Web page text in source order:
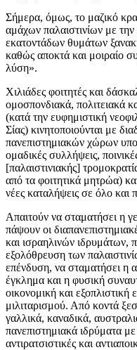
Σήμερα, όμως, το μαζικό
αμάχων παλαιστινίων με
εκατοντάδων θυμάτων
καθώς αποκτά και μοιραίο
λύση».
Χιλιάδες φοιτητές και
ομοσπονδιακά, πολιτειακά
(κατά την ευφημιστική
Σίας) κινητοποιούνται με
πανεπιστημιακών χώρων
ομαδικές συλλήψεις,
[παλαιστινιακής]
από τα φοιτητικά μητρώα)
νέες καταλήψεις σε όλο και
Απαιτούν να σταματήσει η
πάψουν οι
και ισραηλινών ιδρυμάτων,
εξολόθρευση των
επένδυση, να σταματήσει η
έγκλημα και η φυσική
οικονομική και εξοπλιστική
μιλιταρισμού. Από κοντά
γαλλικά, καναδικά,
πανεπιστημιακά ιδρύματα με
αντιρατσιστικές και